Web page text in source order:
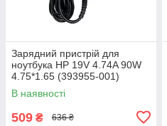
Зарядний пристрій для
ноутбука HP 19V 4.74A 90W
4.75*1.65 (393955-001)
В наявності
509 ₴ 636 ₴